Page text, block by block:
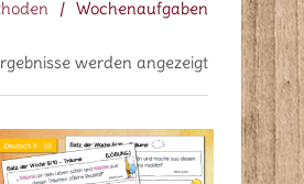
/ Wochenaufgaben
werden angezeigt